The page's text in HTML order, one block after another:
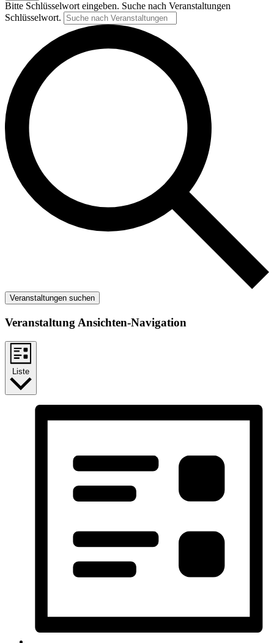
Bitte Schlüsselwort eingeben. Suche nach Veranstaltungen
Schlüsselwort.
Veranstaltungen suchen
Veranstaltung Ansichten-Navigation
Liste